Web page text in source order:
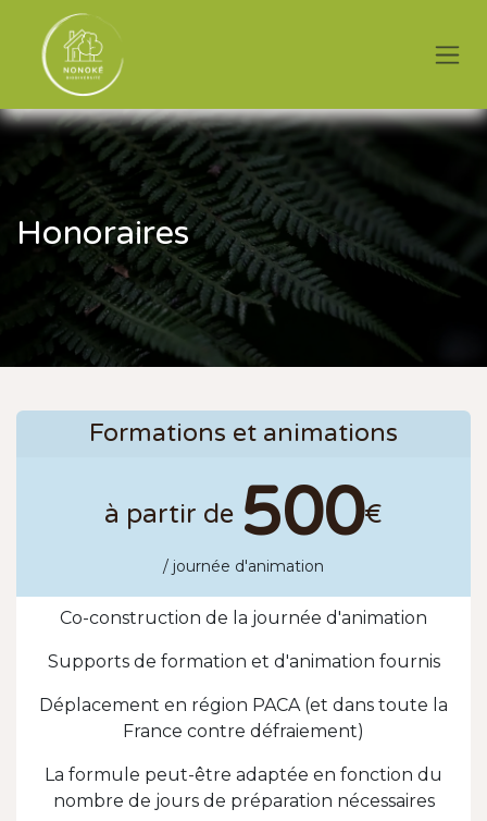
Se rendre au contenu
Honoraires
Formations et animations
à partir de 500€
/ journée d'animation
Co-construction de la journée d'animation
Supports de formation et d'animation fournis
Déplacement en région PACA (et dans toute la
France contre défraiement)
La formule peut-être adaptée en fonction du
nombre de jours de préparation nécessaires